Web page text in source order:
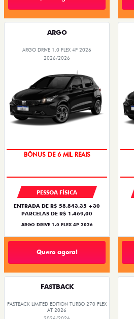
ARGO
ARGO DRIVE 1.0 FLEX 4P 2026
2026/2026
BÔNUS DE 6 MIL REAIS
PESSOA FÍSICA
ENTRADA DE R$ 58.843,35 +30
PARCELAS DE R$ 1.469,00
ARGO DRIVE 1.0 FLEX 4P 2026
Quero agora!
FASTBACK
FASTBACK LIMITED EDITION TURBO 270 FLEX
AT 2026